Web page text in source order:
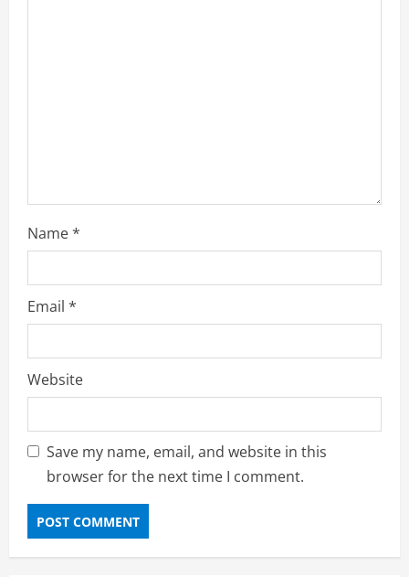
Name*
Email *
Website
Save my name, email, and website in this
browser for the next time I comment.